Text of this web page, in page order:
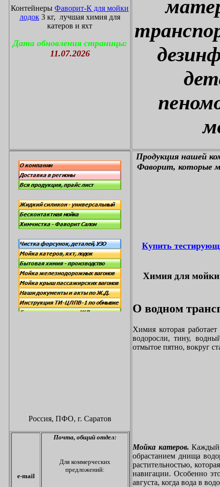
Контейнеры Фаворит-К для мойки
лодок3 кг, лучшая химия для
катеров и яхт
Дата обновления страницы:
11.07.2026
Россия, ПФО, г. Саратов
e-mail
Почта, общий отдел:
Для коммерческих
предложений:
Продукция нашей
Фаворит, которые
Купить
Химия для мойки
О водном
Химия которая
водоросли, тину,
отмытое пятно, вокруг
Мойка катеров. Каждый
обрастанием днища
растительностью,
навигации. Особенно
августа, когда вода в